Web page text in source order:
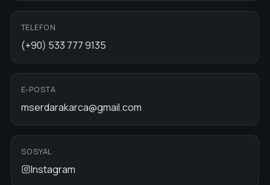
TELEFON
(+90) 533 777 9135
E-POSTA
mserdarakarca@gmail.com
SOSYAL
Instagram